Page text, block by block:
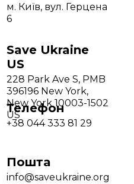
м. Київ, вул. Герцена
6
Save Ukraine
US
228 Park Ave S, PMB
396196 New York,
New York 10003-1502
US
Телефон
+38 044 333 81 29
Пошта
info@saveukraine.org